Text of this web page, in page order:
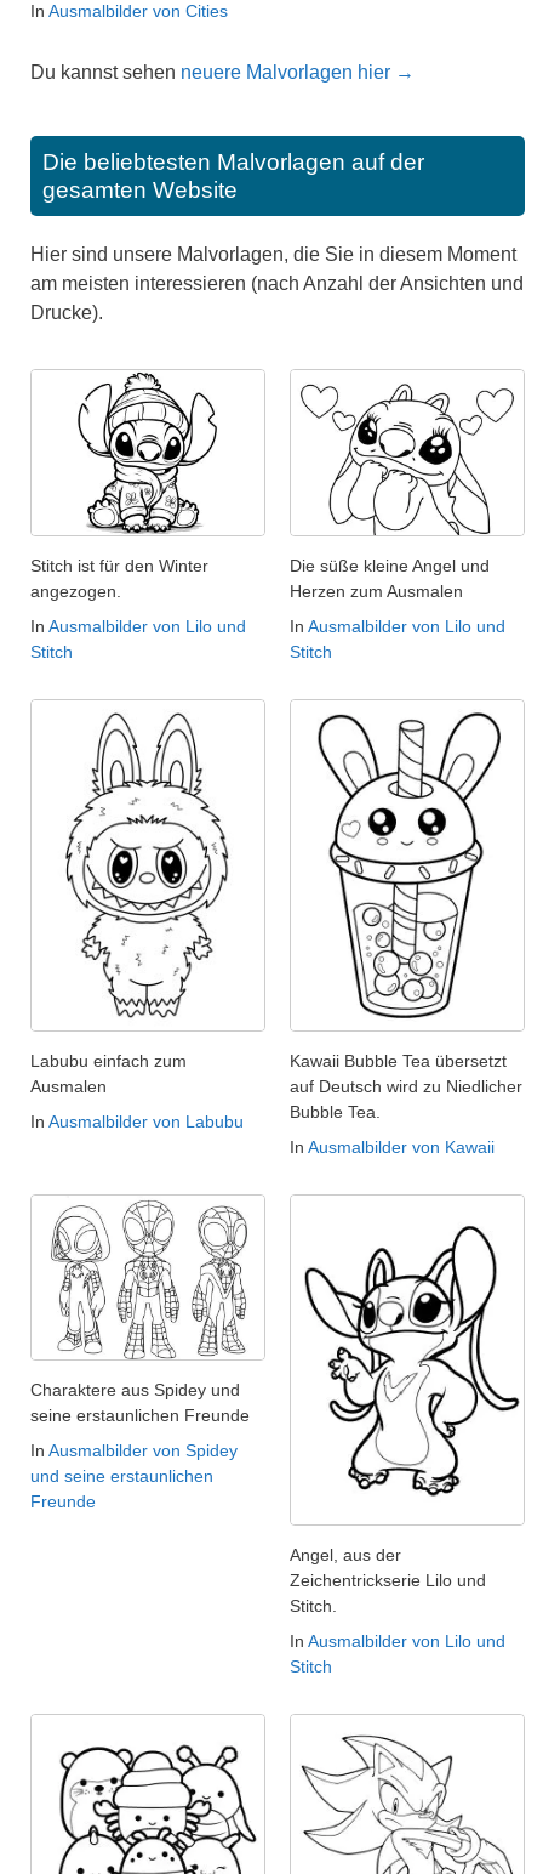
In Ausmalbilder von Cities
Du kannst sehen neuere Malvorlagen hier →
Die beliebtesten Malvorlagen auf der
gesamten Website
Hier sind unsere Malvorlagen, die Sie in diesem Moment
am meisten interessieren (nach Anzahl der Ansichten und
Drucke).
Stitch ist für den Winter
angezogen.
In Ausmalbilder von Lilo und
Stitch
Die süße kleine Angel und
Herzen zum Ausmalen
In Ausmalbilder von Lilo und
Stitch
Labubu einfach zum
Ausmalen
In Ausmalbilder von Labubu
Kawaii Bubble Tea übersetzt
auf Deutsch wird zu Niedlicher
Bubble Tea.
In Ausmalbilder von Kawaii
Charaktere aus Spidey und
seine erstaunlichen Freunde
In Ausmalbilder von Spidey
und seine erstaunlichen
Freunde
Angel, aus der
Zeichentrickserie Lilo und
Stitch.
In Ausmalbilder von Lilo und
Stitch